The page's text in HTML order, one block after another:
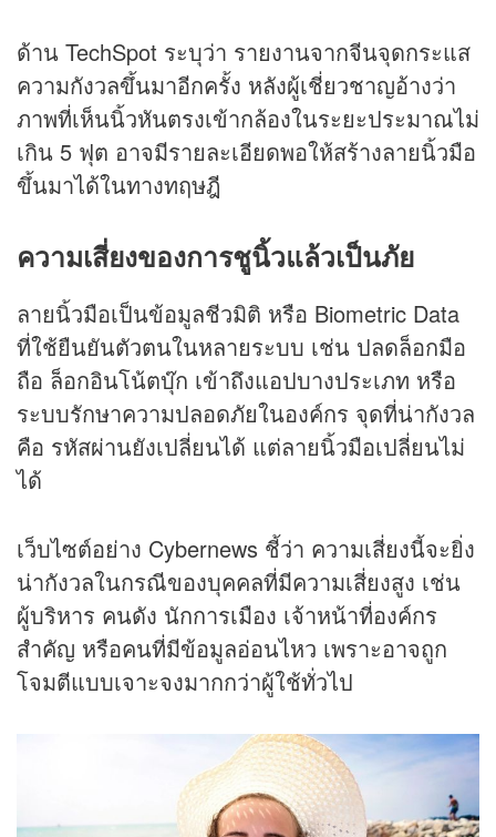
ด้าน TechSpot ระบุว่า รายงานจากจีนจุดกระแส
ความกังวลขึ้นมาอีกครั้ง หลังผู้เชี่ยวชาญอ้างว่า
ภาพที่เห็นนิ้วหันตรงเข้ากล้องในระยะประมาณไม่
เกิน 5 ฟุต อาจมีรายละเอียดพอให้สร้างลายนิ้วมือ
ขึ้นมาได้ในทางทฤษฎี
ความเสี่ยงของการชูนิ้วแล้วเป็นภัย
ลายนิ้วมือเป็นข้อมูลชีวมิติ หรือ Biometric Data
ที่ใช้ยืนยันตัวตนในหลายระบบ เช่น ปลดล็อกมือ
ถือ ล็อกอินโน้ตบุ๊ก เข้าถึงแอปบางประเภท หรือ
ระบบรักษาความปลอดภัยในองค์กร จุดที่น่ากังวล
คือ รหัสผ่านยังเปลี่ยนได้ แต่ลายนิ้วมือเปลี่ยนไม่
ได้
เว็บไซต์อย่าง Cybernews ชี้ว่า ความเสี่ยงนี้จะยิ่ง
น่ากังวลในกรณีของบุคคลที่มีความเสี่ยงสูง เช่น
ผู้บริหาร คนดัง นักการเมือง เจ้าหน้าที่องค์กร
สำคัญ หรือคนที่มีข้อมูลอ่อนไหว เพราะอาจถูก
โจมตีแบบเจาะจงมากกว่าผู้ใช้ทั่วไป